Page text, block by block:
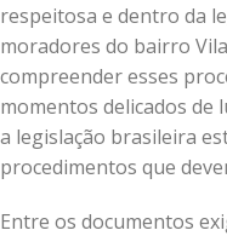
respeitosa e dentro da
moradores do bairro
compreender esses
momentos delicados de
a legislação brasileira
procedimentos que
Entre os documentos